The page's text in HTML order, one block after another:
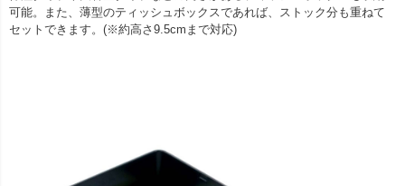
可能。また、薄型のティッシュボックスであれば、ストック分も重ねて
セットできます。(※約高さ9.5cmまで対応)